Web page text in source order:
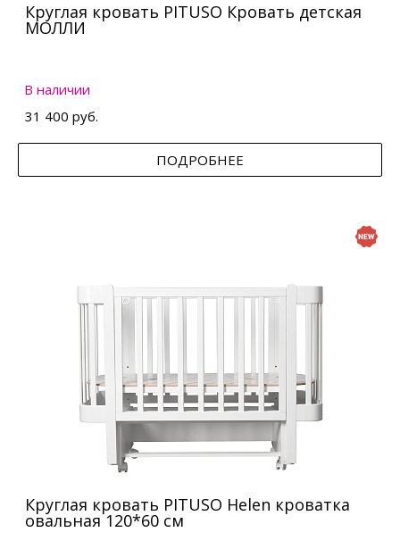
Круглая кровать PITUSO Кровать детская
МОЛЛИ
В наличии
31 400 руб.
ПОДРОБНЕЕ
Круглая кровать PITUSO Helen кроватка
овальная 120*60 см